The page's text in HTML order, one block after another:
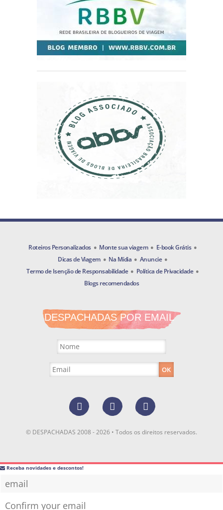
Roteiros Personalizados Monte sua viagem
E-book Grátis
Dicas de Viagem
Na Mídia
Anuncie
Termo de Isenção de Responsabilidade
Política de Privacidade
Blogs recomendados
DESPACHADAS POR EMAIL
© DESPACHADAS 2008 - 2026 • Todos os direitos reservados.
Receba novidades e descontos!